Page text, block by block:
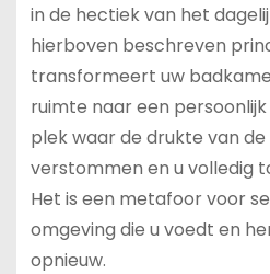
in de hectiek van het
hierboven beschreven
transformeert uw
ruimte naar een
plek waar de drukte van
verstommen en u volledig
Het is een metafoor voor
omgeving die u voedt en
opnieuw.